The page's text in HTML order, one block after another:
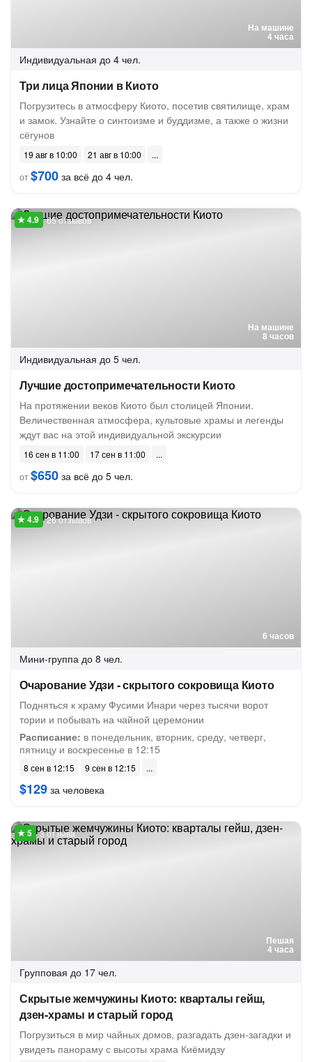
На машине
4 часа
Индивидуальная до 4 чел.
Три лица Японии в Киото
Погрузитесь в атмосферу Киото, посетив святилище, храм
и замок. Узнайте о синтоизме и буддизме, а также о жизни
сёгунов
19 авг в 10:00
21 авг в 10:00
от$700 за всё до 4 чел.
На машине
8 часов
65 отзывов
Индивидуальная до 5 чел.
Лучшие достопримечательности Киото
На протяжении веков Киото был столицей Японии.
Величественная атмосфера, культовые храмы и легенды
ждут вас на этой индивидуальной экскурсии
16 сен в 11:00
17 сен в 11:00
от$650 за всё до 5 чел.
6 часов
26 отзывов
Мини-группа до 8 чел.
Очарование Удзи - скрытого сокровища Киото
Подняться к храму Фусими Инари через тысячи ворот
тории и побывать на чайной церемонии
Расписание: в понедельник, вторник, среду, четверг,
пятницу и воскресенье в 12:15
8 сен в 12:15 9 сен в 12:15
$129 за человека
Пешая
4 часа
3 отзыва
Групповая до 17 чел.
Скрытые жемчужины Киото: кварталы гейш,
дзен-храмы и старый город
Погрузиться в мир чайных домов, разгадать дзен-загадки и
увидеть панораму с высоты храма Киёмидзу